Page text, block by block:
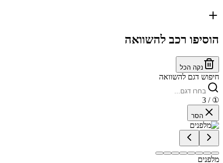
הוסיפו רכב להשוואה
נקה הכל
חיפוש דגם להשוואה
①
/ 3
הסר
מלפנים